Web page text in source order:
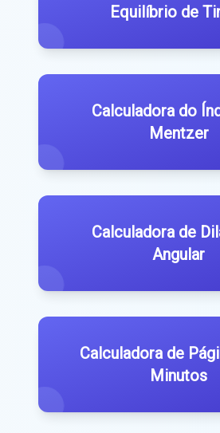
Equilíbrio de
Calculadora do
Mentzer
Calculadora de
Angular
Calculadora de
Minutos